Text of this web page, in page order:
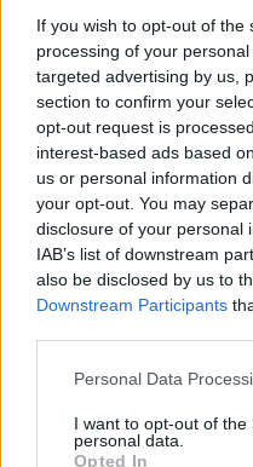
If you wish to opt-out of
processing of your
targeted advertising by us,
section to confirm your
opt-out request is
interest-based ads based
us or personal information
your opt-out. You may
disclosure of your personal
IAB’s list of downstream
also be disclosed by us to
Downstream Participants
Personal Data
I want to opt-out of the
personal data.
Opted In
Δημόσιοι
αυξηθούν οι
διάστημα
Η κυβέρνηση σχεδιάζει